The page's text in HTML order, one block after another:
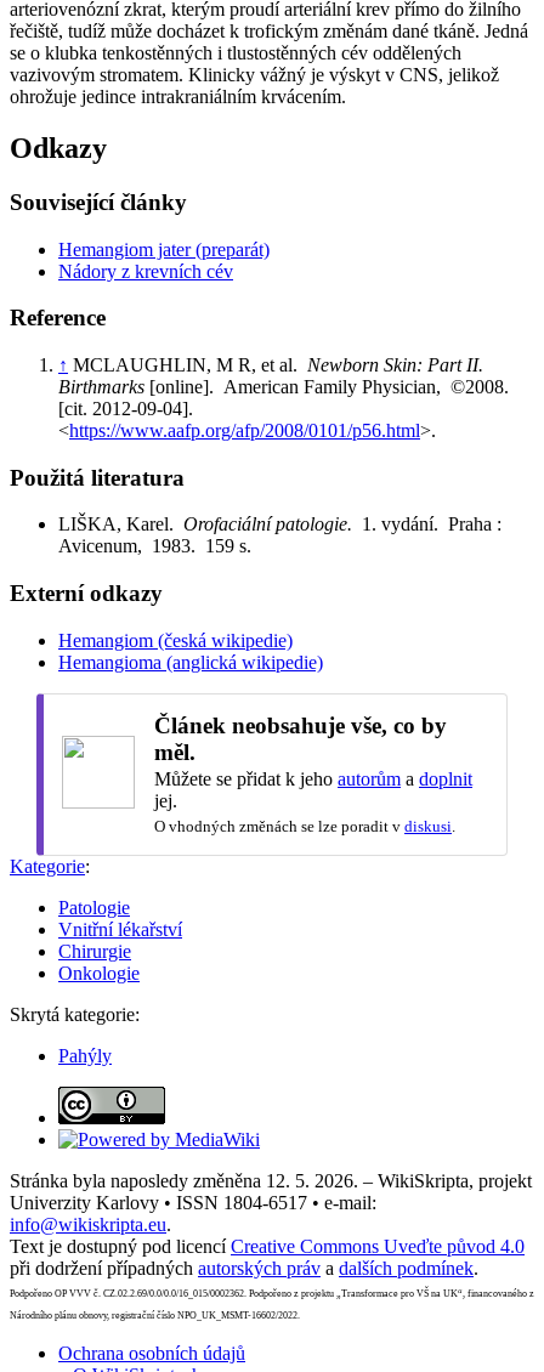
arteriovenózní zkrat, kterým proudí arteriální krev přímo do žilního
řečiště, tudíž může docházet k trofickým změnám dané tkáně. Jedná
se o klubka tenkostěnných i tlustostěnných cév oddělených
vazivovým stromatem. Klinicky vážný je výskyt v CNS, jelikož
ohrožuje jedince intrakraniálním krvácením.
Odkazy
Související články
Hemangiom jater (preparát)
Nádory z krevních cév
Reference
↑ MCLAUGHLIN, M R, et al. Newborn Skin: Part II.
Birthmarks [online]. American Family Physician, ©2008.
[cit. 2012-09-04].
<https://www.aafp.org/afp/2008/0101/p56.html>.
Použitá literatura
LIŠKA, Karel. Orofaciální patologie. 1. vydání. Praha :
Avicenum, 1983. 159 s.
Externí odkazy
Hemangiom (česká wikipedie)
Hemangioma (anglická wikipedie)
Článek neobsahuje vše, co by
měl.
Můžete se přidat k jeho autorům a doplnit
jej.
O vhodných změnách se lze poradit v diskusi
Kategorie:
Patologie
Vnitřní lékařství
Chirurgie
Onkologie
Skrytá kategorie:
Pahýly
Stránka byla naposledy změněna 12. 5. 2026. – WikiSkripta, projekt
Univerzity Karlovy • ISSN 1804-6517 • e-mail:
info@wikiskripta.eu.
Text je dostupný pod licencíCreative Commons Uveďte původ 4.0
při dodržení případných autorských práv a dalších podmínek.
Podpořeno OP VVV č. CZ.02.2.69/0.0/0.0/16_015/0002362. Podpořeno z projektu „Transformace pro VŠ na UK“, financovaného z
Národního plánu obnovy, registrační číslo NPO_UK_MSMT-16602/2022.
Ochrana osobních údajů